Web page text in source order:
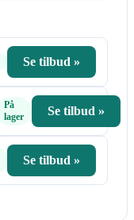
Se tilbud »
På
lager
Se tilbud »
Se tilbud »